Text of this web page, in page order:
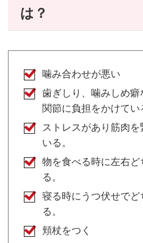
は？
噛み合わせが悪い
歯ぎしり、噛みしめ
関節に負担をかけてい
ストレスがあり筋肉
いる。
物を食べる時に左右
る。
寝る時にうつ伏せで
る。
頬杖をつく